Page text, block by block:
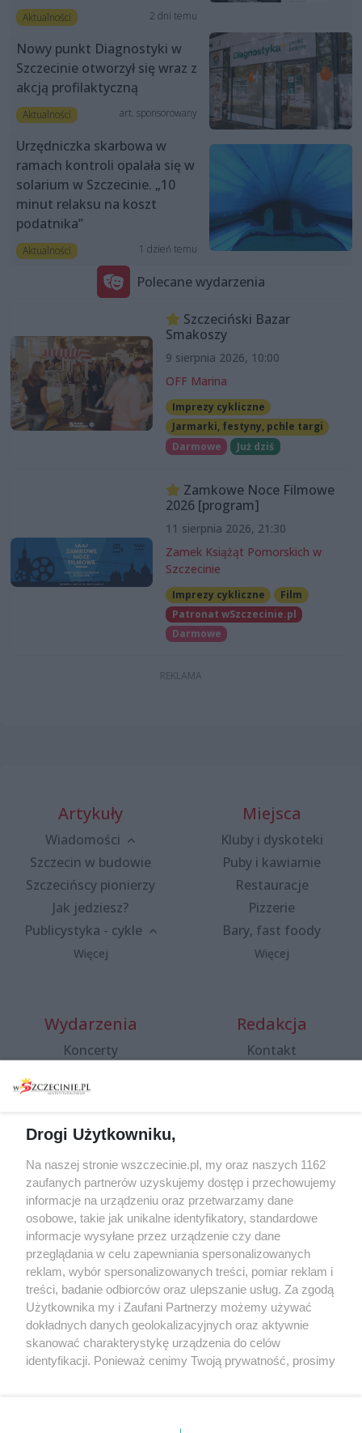
Aktualności 2 dni temu
Nowy punkt Diagnostyki w
Szczecinie otworzył się wraz z
akcją profilaktyczną
Aktualności art. sponsorowany
Urzędniczka skarbowa w
ramach kontroli opalała się w
solarium w Szczecinie. „10
minut relaksu na koszt
podatnika”
Aktualności 1 dzień temu
Polecane wydarzenia
Szczeciński Bazar
Smakoszy
9 sierpnia 2026, 10:00
OFF Marina
Imprezy cykliczne
Jarmarki, festyny, pchle targi
Darmowe
Już dziś
Zamkowe Noce Filmowe
2026 [program]
11 sierpnia 2026, 21:30
Zamek Książąt Pomorskich w
Szczecinie
Imprezy cykliczne
Film
Patronat wSzczecinie.pl
Darmowe
Artykuły
Wiadomości
Szczecin w budowie
Szczecińscy pionierzy
Jak jedziesz?
Publicystyka - cykle
Więcej
Miejsca
Kluby i dyskoteki
Puby i kawiarnie
Restauracje
Pizzerie
Bary, fast foody
Więcej
Wydarzenia
Koncerty
Spacery i oprowadzania
targi
Wernisaże
Więcej
Redakcja
Kontakt
Specjalny koncert z okazji
20. urodzin portalu
wSzczecinie.pl
Regulamin konkursów
śniadaniówka "Hej
Szczecin! Jest piątek!"
Partnerzy
Praca Szczecin
Drogi Użytkowniku,
Na naszej stronie wszczecinie.pl, my oraz naszych 1162
zaufanych partnerów uzyskujemy dostęp i przechowujemy
informacje na urządzeniu oraz przetwarzamy dane
osobowe, takie jak unikalne identyfikatory, standardowe
informacje wysyłane przez urządzenie czy dane
przeglądania w celu zapewniania spersonalizowanych
reklam, wybór spersonalizowanych treści, pomiar reklam i
treści, badanie odbiorców oraz ulepszanie usług. Za zgodą
Użytkownika my i Zaufani Partnerzy możemy używać
dokładnych danych geolokalizacyjnych oraz aktywnie
skanować charakterystykę urządzenia do celów
identyfikacji. Ponieważ cenimy Twoją prywatność, prosimy